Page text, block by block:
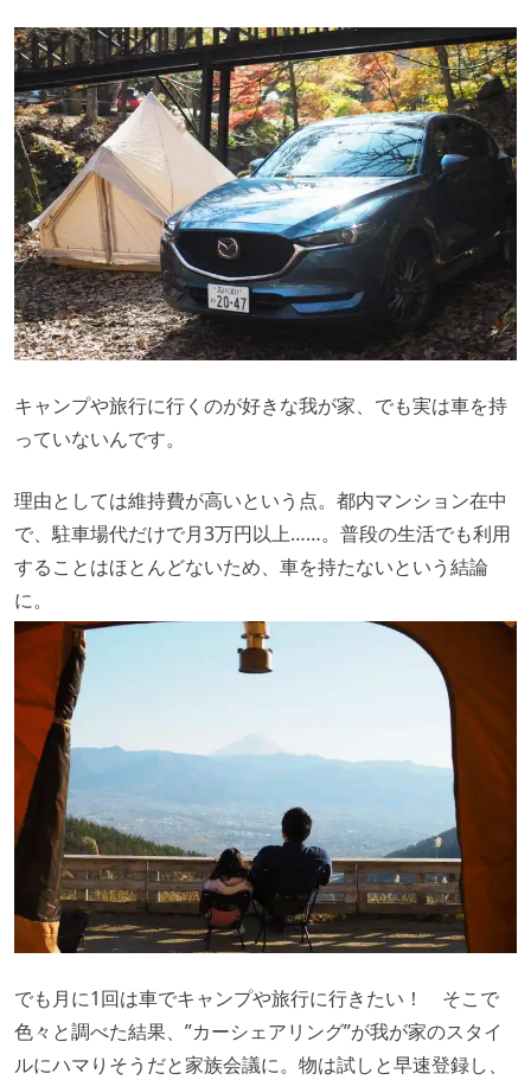
キャンプや旅行に行くのが好きな我が家、でも実は車を持
っていないんです。
理由としては維持費が高いという点。都内マンション在中
で、駐車場代だけで月3万円以上……。普段の生活でも利用
することはほとんどないため、車を持たないという結論
に。
でも月に1回は車でキャンプや旅行に行きたい！ そこで
色々と調べた結果、”カーシェアリング”が我が家のスタイ
ルにハマりそうだと家族会議に。物は試しと早速登録し、